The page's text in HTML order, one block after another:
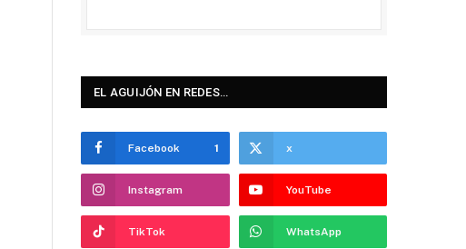
EL AGUIJÓN EN REDES…
Facebook 1 x
Instagram YouTube
TikTok WhatsApp